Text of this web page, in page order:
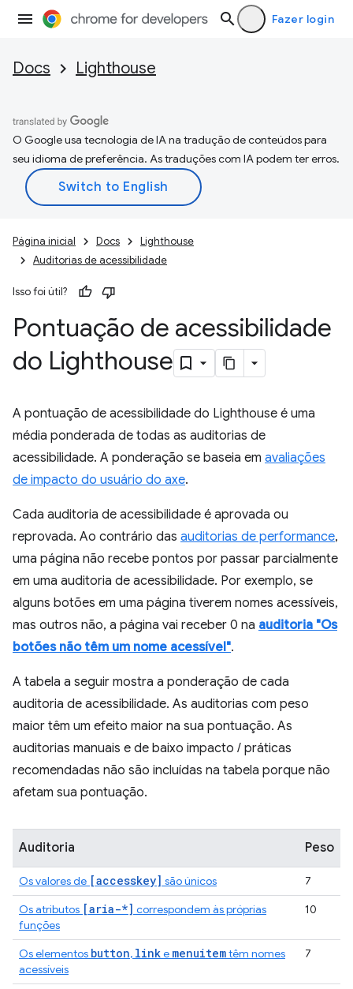
Fazer login
Docs Lighthouse
O Google usa tecnologia de IA na tradução de conteúdos para
seu idioma de preferência. As traduções com IA podem ter erros.
Página inicial Docs
Lighthouse
Auditorias de acessibilidade
Isso foi útil?
Pontuação de acessibilidade
do Lighthouse
A pontuação de acessibilidade do Lighthouse é uma
média ponderada de todas as auditorias de
acessibilidade. A ponderação se baseia em avaliações
de impacto do usuário do axe.
Cada auditoria de acessibilidade é aprovada ou
reprovada. Ao contrário das auditorias de performance,
uma página não recebe pontos por passar parcialmente
em uma auditoria de acessibilidade. Por exemplo, se
alguns botões em uma página tiverem nomes acessíveis,
mas outros não, a página vai receber 0 na auditoria "Os
botões não têm um nome acessível".
A tabela a seguir mostra a ponderação de cada
auditoria de acessibilidade. As auditorias com peso
maior têm um efeito maior na sua pontuação. As
auditorias manuais e de baixo impacto / práticas
recomendadas não são incluídas na tabela porque não
afetam sua pontuação.
Auditoria Peso
Os valores de [accesskey] são únicos
7
Os atributos [aria-*] correspondem às próprias
funções
10
Os elementos button, linke menuitemtêm nomes
acessíveis
7